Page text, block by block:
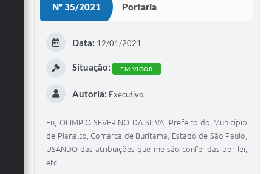
Nº 35/2021 Portaria
Data: 12/01/2021
Situação: EM VIGOR
Autoria: Executivo
Eu, OLIMPIO SEVERINO DA SILVA, Prefeito do Município
de Planalto, Comarca de Buritama, Estado de São Paulo,
USANDO das atribuições que me são conferidas por lei,
etc.